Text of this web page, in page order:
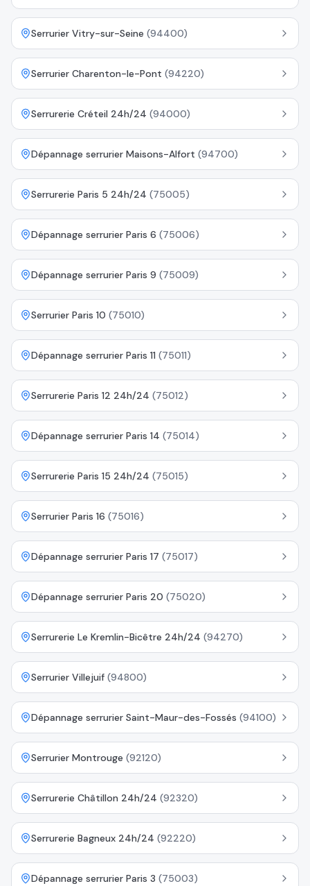
Serrurier Vitry-sur-Seine (94400)
Serrurier Charenton-le-Pont (94220)
Serrurerie Créteil 24h/24 (94000)
Dépannage serrurier Maisons-Alfort (94700)
Serrurerie Paris 5 24h/24 (75005)
Dépannage serrurier Paris 6 (75006)
Dépannage serrurier Paris 9 (75009)
Serrurier Paris 10 (75010)
Dépannage serrurier Paris 11 (75011)
Serrurerie Paris 12 24h/24 (75012)
Dépannage serrurier Paris 14 (75014)
Serrurerie Paris 15 24h/24 (75015)
Serrurier Paris 16 (75016)
Dépannage serrurier Paris 17 (75017)
Dépannage serrurier Paris 20 (75020)
Serrurerie Le Kremlin-Bicêtre 24h/24 (94270)
Serrurier Villejuif (94800)
Dépannage serrurier Saint-Maur-des-Fossés (94100)
Serrurier Montrouge (92120)
Serrurerie Châtillon 24h/24 (92320)
Serrurerie Bagneux 24h/24 (92220)
Dépannage serrurier Paris 3 (75003)